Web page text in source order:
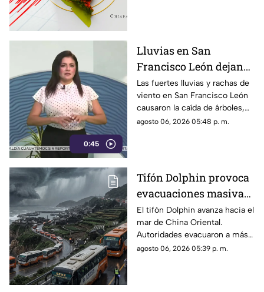
0:45
Lluvias en San
Francisco León dejan
viviendas dañadas y
carreteras bloqueadas
Las fuertes lluvias y rachas de
viento en San Francisco León
causaron la caída de árboles,
cortes de luz y destrozos en
agosto 06, 2026 05:48 p. m.
Tifón Dolphin provoca
evacuaciones masivas;
este es el pronóstico de
su trayectoria
El tifón Dolphin avanza hacia el
mar de China Oriental.
Autoridades evacuaron a más
de 10.000 personas y activa
agosto 06, 2026 05:39 p. m.